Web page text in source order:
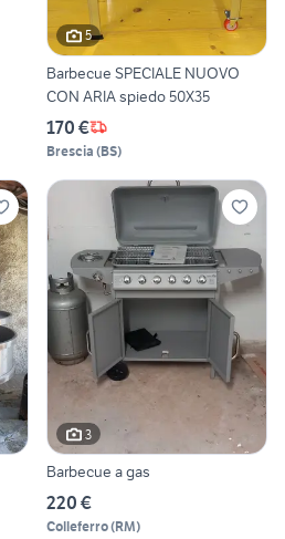
5
Barbecue SPECIALE NUOVO
CON ARIA spiedo 50X35
170 €
Brescia (BS)
3
Barbecue a gas
220 €
Colleferro(RM)